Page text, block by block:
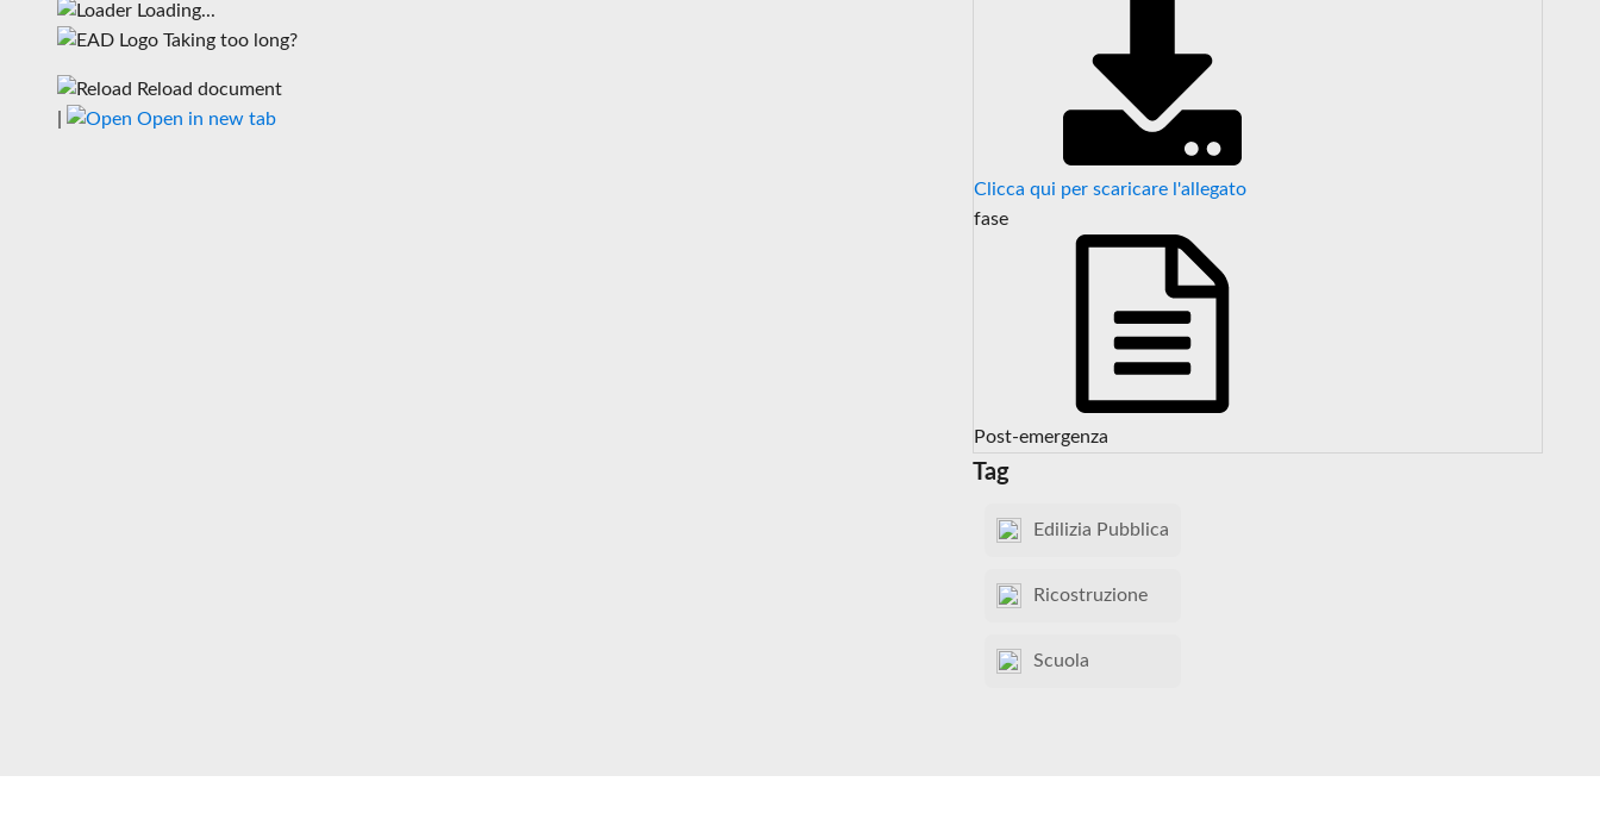
Loading...
Taking too long?
Reload document
Open in new tab
Clicca qui per scaricare l'allegato
fase
Post-emergenza
Tag
Edilizia Pubblica
Ricostruzione
Scuola